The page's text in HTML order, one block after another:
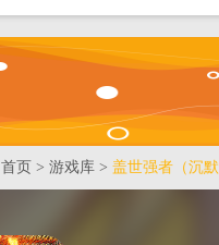
首页 找游戏
首页 > 游戏库 > 盖世强者（沉